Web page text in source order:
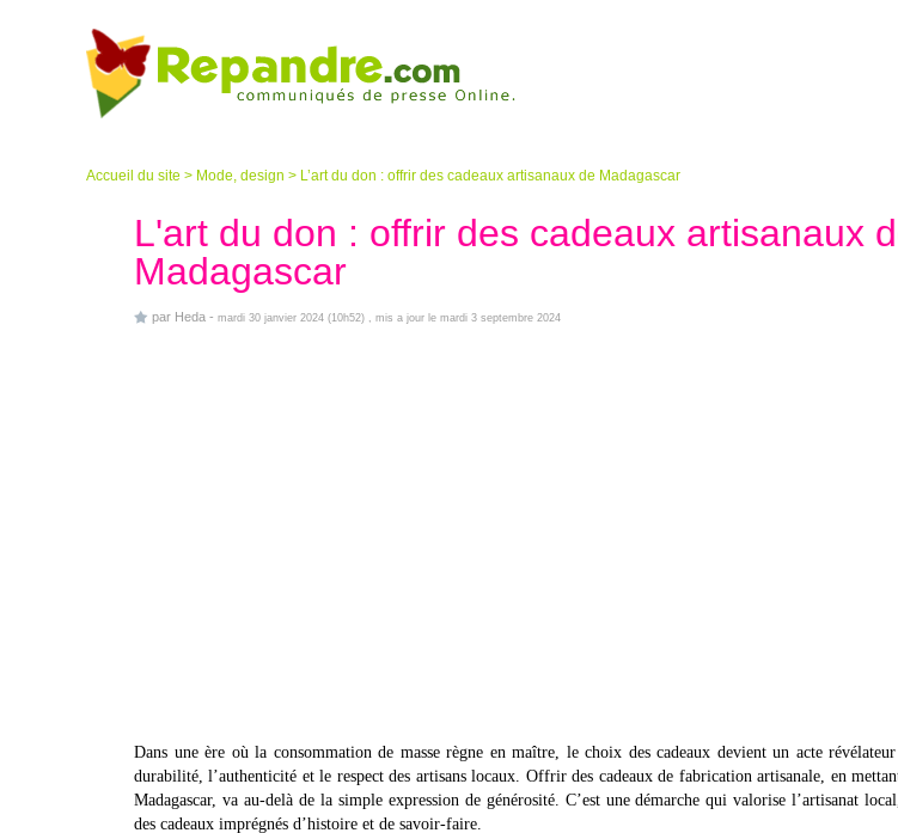
Accueil du site > Mode, design > L’art du don : offrir des cadeaux artisanaux de Madagascar
L'art du don : offrir des cadeaux artisanaux
Madagascar
par Heda - mardi 30 janvier 2024 (10h52) , mis a jour le mardi 3 septembre 2024
Dans une ère où la consommation de masse règne en maître, le choix des cadeaux devient un acte
durabilité, l’authenticité et le respect des artisans locaux. Offrir des cadeaux de fabrication artisanale, en
Madagascar, va au-delà de la simple expression de générosité. C’est une démarche qui valorise l’artisanat
des cadeaux imprégnés d’histoire et de savoir-faire.